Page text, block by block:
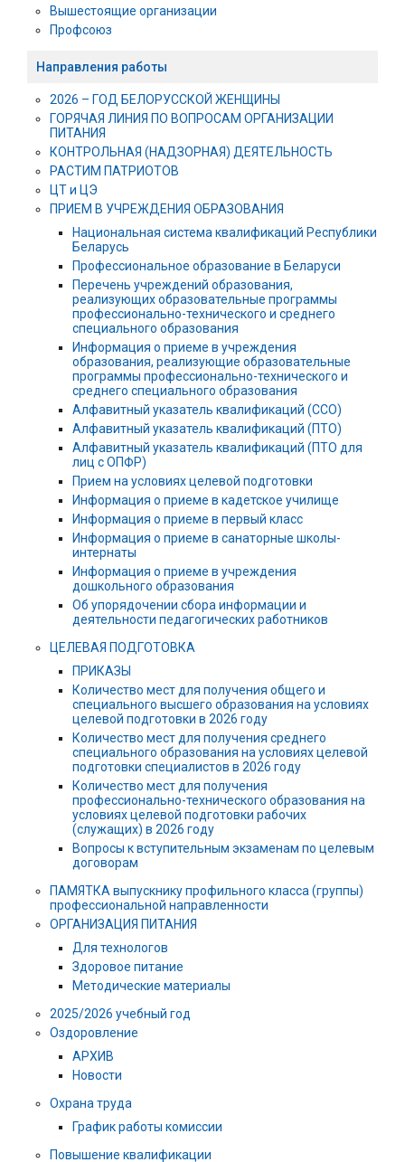
Вышестоящие организации
Профсоюз
Направления работы
2026 – ГОД БЕЛОРУССКОЙ ЖЕНЩИНЫ
ГОРЯЧАЯ ЛИНИЯ ПО ВОПРОСАМ ОРГАНИЗАЦИИ
ПИТАНИЯ
КОНТРОЛЬНАЯ (НАДЗОРНАЯ) ДЕЯТЕЛЬНОСТЬ
РАСТИМ ПАТРИОТОВ
ЦТ и ЦЭ
ПРИЕМ В УЧРЕЖДЕНИЯ ОБРАЗОВАНИЯ
Национальная система квалификаций Республики
Беларусь
Профессиональное образование в Беларуси
Перечень учреждений образования,
реализующих образовательные программы
профессионально-технического и среднего
специального образования
Информация о приеме в учреждения
образования, реализующие образовательные
программы профессионально-технического и
среднего специального образования
Алфавитный указатель квалификаций (ССО)
Алфавитный указатель квалификаций (ПТО)
Алфавитный указатель квалификаций (ПТО для
лиц с ОПФР)
Прием на условиях целевой подготовки
Информация о приеме в кадетское училище
Информация о приеме в первый класс
Информация о приеме в санаторные школы-
интернаты
Информация о приеме в учреждения
дошкольного образования
Об упорядочении сбора информации и
деятельности педагогических работников
ЦЕЛЕВАЯ ПОДГОТОВКА
ПРИКАЗЫ
Количество мест для получения общего и
специального высшего образования на условиях
целевой подготовки в 2026 году
Количество мест для получения среднего
специального образования на условиях целевой
подготовки специалистов в 2026 году
Количество мест для получения
профессионально-технического образования на
условиях целевой подготовки рабочих
(служащих) в 2026 году
Вопросы к вступительным экзаменам по целевым
договорам
ПАМЯТКА выпускнику профильного класса (группы)
профессиональной направленности
ОРГАНИЗАЦИЯ ПИТАНИЯ
Для технологов
Здоровое питание
Методические материалы
2025/2026 учебный год
Оздоровление
АРХИВ
Новости
Охрана труда
График работы комиссии
Повышение квалификации